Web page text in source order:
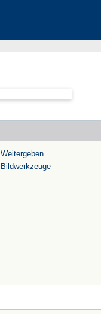
Weitergeben
Bildwerkzeuge